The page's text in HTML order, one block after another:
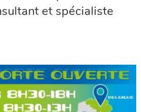
et spécialiste